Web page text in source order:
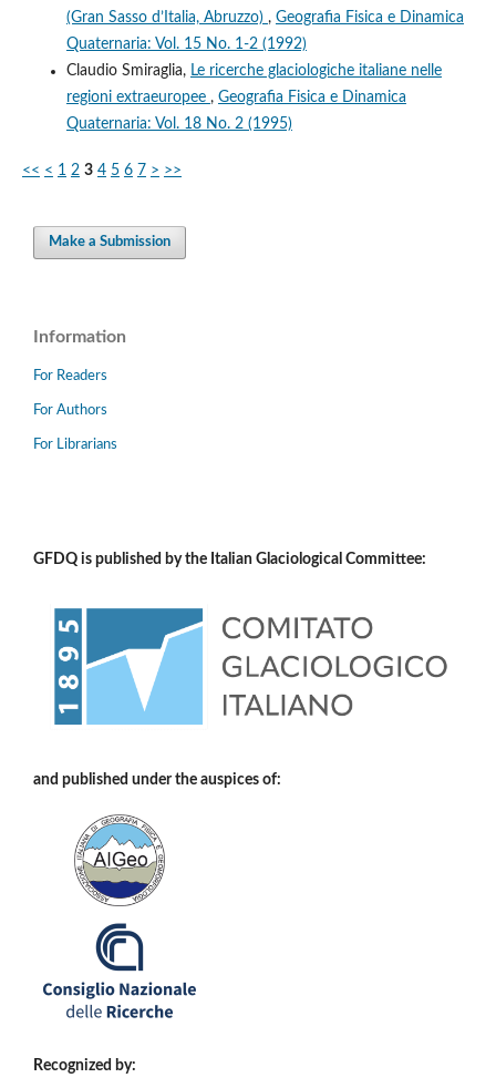
(Gran Sasso d’Italia, Abruzzo) , Geografia Fisica e Dinamica
Quaternaria: Vol. 15 No. 1-2 (1992)
Claudio Smiraglia, Le ricerche glaciologiche italiane nelle
regioni extraeuropee , Geografia Fisica e Dinamica
Quaternaria: Vol. 18 No. 2 (1995)
<< < 1 2 3 4 5 6 7 > >>
Make a Submission
Information
For Readers
For Authors
For Librarians
GFDQ is published by the Italian Glaciological Committee:
and published under the auspices of:
Recognized by: